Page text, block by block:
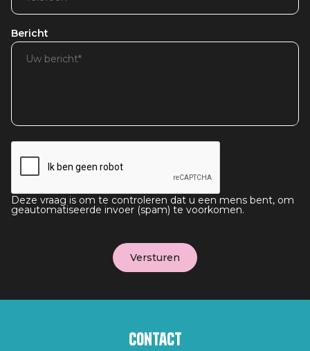
Bericht
Deze vraag is om te controleren dat u een mens bent, om
geautomatiseerde invoer (spam) te voorkomen.
Contact